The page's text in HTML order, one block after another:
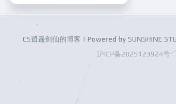
CS逍遥剑仙的博客 | Powered by SUNSHINE
沪ICP备2025123924号